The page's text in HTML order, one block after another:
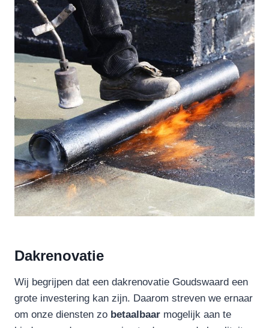
Dakrenovatie
Wij begrijpen dat een dakrenovatie Goudswaard een
grote investering kan zijn. Daarom streven we ernaar
om onze diensten zo betaalbaar mogelijk aan te